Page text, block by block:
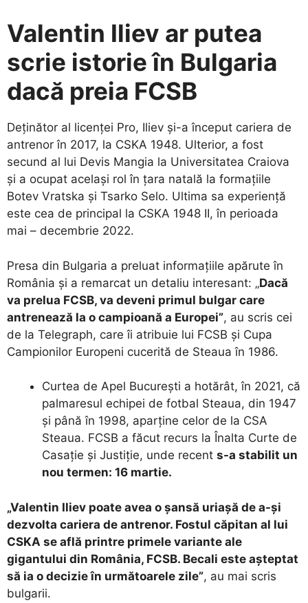
Valentin Iliev ar putea
scrie istorie în Bulgaria
dacă preia FCSB
Deținător al licenței Pro, Iliev și-a început cariera de
antrenor în 2017, la CSKA 1948. Ulterior, a fost
secund al lui Devis Mangia la Universitatea Craiova
și a ocupat același rol în țara natală la formațiile
Botev Vratska și Tsarko Selo. Ultima sa experiență
este cea de principal la CSKA 1948 II, în perioada
mai – decembrie 2022.
Presa din Bulgaria a preluat informațiile apărute în
România și a remarcat un detaliu interesant: „Dacă
va prelua FCSB, va deveni primul bulgar care
antrenează la o campioană a Europei”, au scris cei
de la Telegraph, care îi atribuie lui FCSB și Cupa
Campionilor Europeni cucerită de Steaua în 1986.
Curtea de Apel București a hotărât, în 2021, că
palmaresul echipei de fotbal Steaua, din 1947
și până în 1998, aparține celor de la CSA
Steaua. FCSB a făcut recurs la Înalta Curte de
Casație și Justiție, unde recent s-a stabilit un
nou termen: 16 martie.
„Valentin Iliev poate avea o șansă uriașă de a-și
dezvolta cariera de antrenor. Fostul căpitan al lui
CSKA se află printre primele variante ale
gigantului din România, FCSB. Becali este așteptat
să ia o decizie în următoarele zile”, au mai scris
bulgarii.